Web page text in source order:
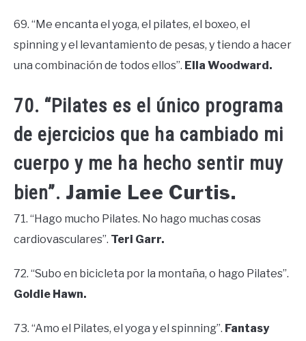
69. “Me encanta el yoga, el pilates, el boxeo, el
spinning y el levantamiento de pesas, y tiendo a hacer
una combinación de todos ellos”. Ella Woodward.
70. “Pilates es el único programa
de ejercicios que ha cambiado mi
cuerpo y me ha hecho sentir muy
bien”. Jamie Lee Curtis.
71. “Hago mucho Pilates. No hago muchas cosas
cardiovasculares”. Teri Garr.
72. “Subo en bicicleta por la montaña, o hago Pilates”.
Goldie Hawn.
73. “Amo el Pilates, el yoga y el spinning”. Fantasy